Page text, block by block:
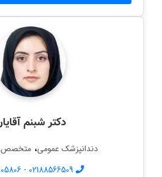
دکتر شبنم
دندانپزشک عمومی،متخصص
02188566509
-